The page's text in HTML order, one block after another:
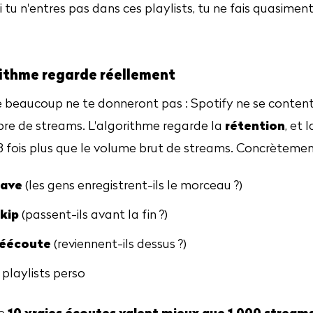
n'entres pas dans ces playlists, tu ne fais
regarde réellement
beaucoup ne te donneront pas : Spotify ne se
de streams. L'algorithme regarde la rétention, et
fois plus que le volume brut de streams.
(les gens enregistrent-ils le morceau ?)
(passent-ils avant la fin ?)
(reviennent-ils dessus ?)
perso